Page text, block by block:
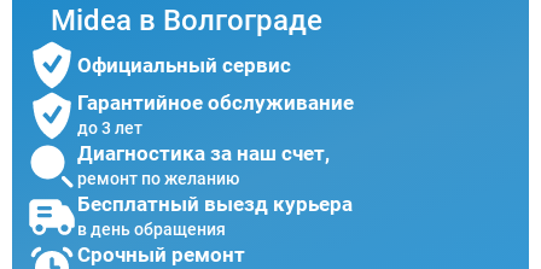
Midea в Волгограде
Официальный сервис
Гарантийное обслуживание
до 3 лет
Диагностика за наш счет,
ремонт по желанию
Бесплатный выезд курьера
в день обращения
Срочный ремонт